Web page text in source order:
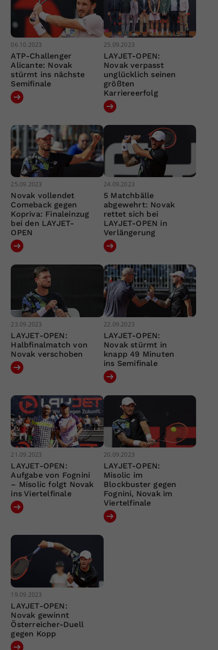
06.10.2023
ATP-Challenger
Alicante: Novak
stürmt ins nächste
Semifinale
25.09.2023
LAYJET-OPEN:
Novak verpasst
unglücklich seinen
größten
Karriereerfolg
25.09.2023
Novak vollendet
Comeback gegen
Kopriva: Finaleinzug
bei den LAYJET-
OPEN
24.09.2023
5 Matchbälle
abgewehrt: Novak
rettet sich bei
LAYJET-OPEN in
Verlängerung
23.09.2023
LAYJET-OPEN:
Halbfinalmatch von
Novak verschoben
22.09.2023
LAYJET-OPEN:
Novak stürmt in
knapp 49 Minuten
ins Semifinale
21.09.2023
LAYJET-OPEN:
Aufgabe von Fognini
– Misolic folgt Novak
ins Viertelfinale
20.09.2023
LAYJET-OPEN:
Misolic im
Blockbuster gegen
Fognini, Novak im
Viertelfinale
19.09.2023
LAYJET-OPEN:
Novak gewinnt
Österreicher-Duell
gegen Kopp